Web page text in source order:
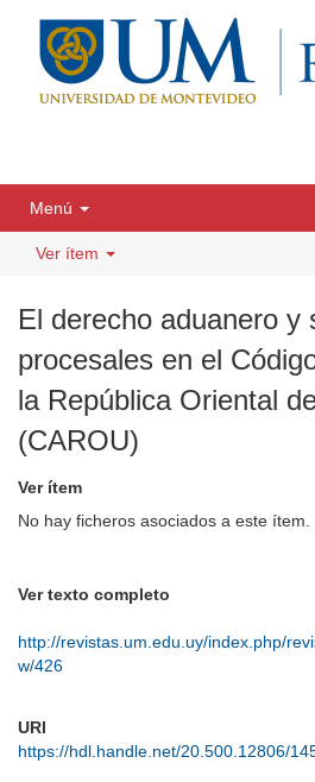
Menú
Ver ítem
El derecho aduanero y
procesales en el
la República Oriental
(CAROU)
Ver ítem
No hay ficheros asociados a este ítem.
Ver texto completo
http://revistas.um.edu.uy/index.php/
w/426
URI
https://hdl.handle.net/20.500.12806/